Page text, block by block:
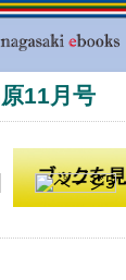
フリーワード
ジャンル
11月号
ト